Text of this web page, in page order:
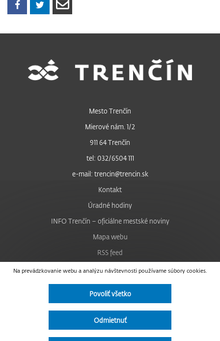
Na prevádzkovanie webu a analýzu návštevnosti používame súbory cookies.
Povoliť všetko
Odmietnuť
Mesto Trenčín
Mierové nám. 1/2
911 64 Trenčín
tel: 032/6504 111
e-mail: trencin@trencin.sk
Kontakt
Úradné hodiny
INFO Trenčín – oficiálne mestské noviny
Mapa webu
RSS feed
Nastavenie cookies
Facebook
Instagram
Vyhlásenie o prístupnosti